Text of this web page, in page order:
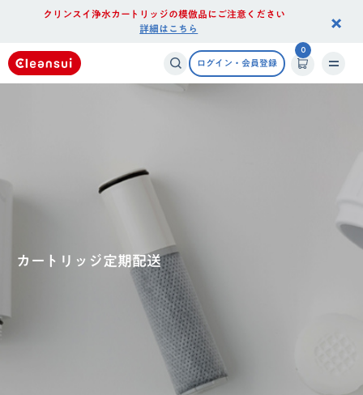
クリンスイ浄水カートリッジの模倣品にご注意ください
詳細はこちら
×
ログイン・会員登録
0
カートリッジ定期配送